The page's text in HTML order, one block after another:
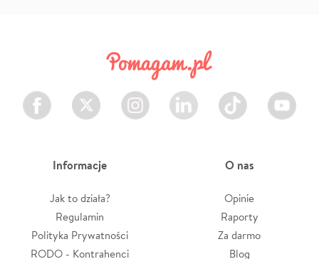
Facebook Twitter Instagram LinkedIn TikTok Youtube
Informacje
Jak to działa?
Regulamin
Polityka Prywatności
RODO - Kontrahenci
O nas
Opinie
Raporty
Za darmo
Blog